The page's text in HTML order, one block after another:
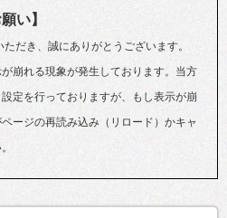
い】
だき、誠にありがとうございます。
崩れる現象が発生しております。当方
定を行っておりますが、もし表示が崩
ージの再読み込み（リロード）かキャ